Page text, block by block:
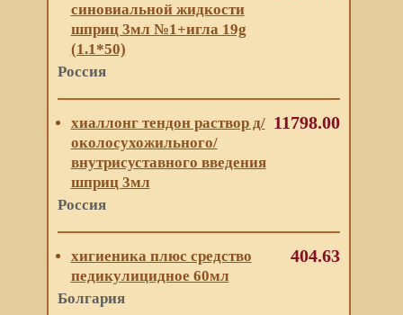
синовиальной жидкости
шприц 3мл №1+игла 19g
(1.1*50)
Россия
хиаллонг тендон раствор д/
околосухожильного/
внутрисуставного введения
шприц 3мл
Россия
11798.00
хигиеника плюс средство
педикулицидное 60мл
Болгария
404.63